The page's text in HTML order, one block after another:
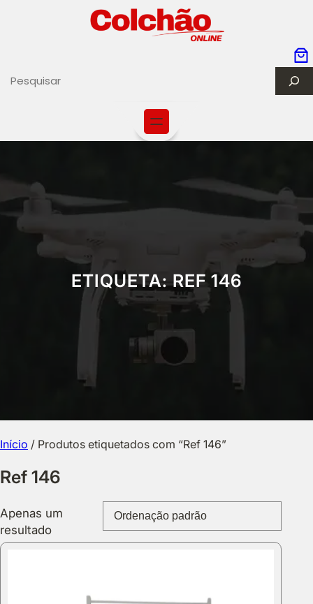
c
ETIQUETA:REF 146
Início / Produtos etiquetados com “Ref 146”
Ref 146
Apenas um
resultado